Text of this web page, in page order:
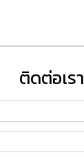
ติดต่อเรา